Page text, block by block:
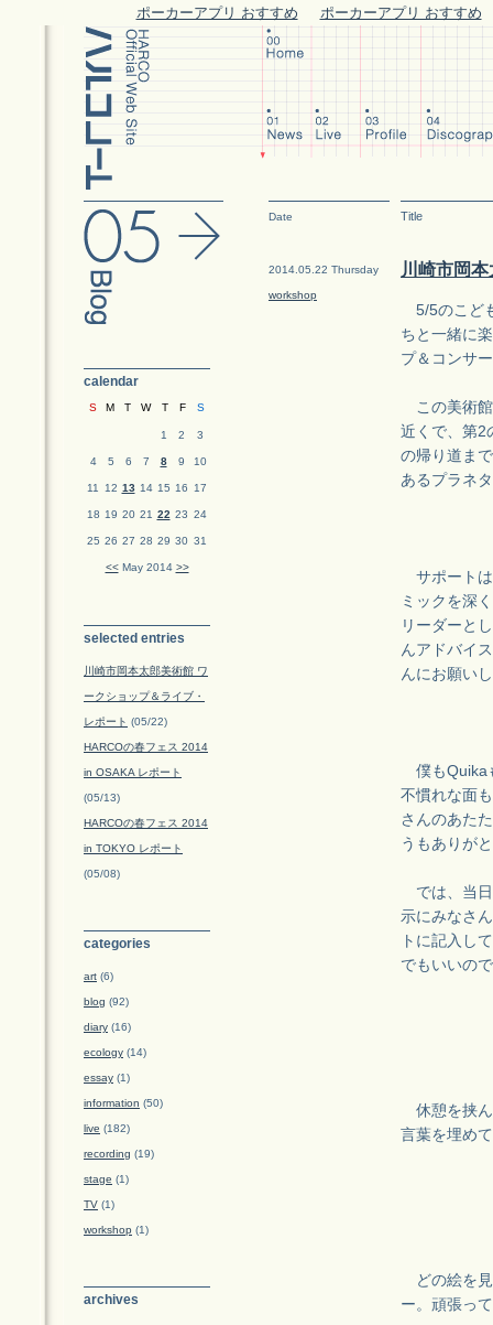
ポーカーアプリ おすすめ ポーカーアプリ おすすめ
Date Title
2014.05.22 Thursday
workshop
川崎市岡
5/5のこど
ちと一緒に
プ＆コンサ
この美術館
近くで、第2
の帰り道ま
あるプラネ
サポートは
ミックを深
リーダーと
んアドバイ
んにお願い
僕もQuika
不慣れな面
さんのあた
うもありが
では、当日
示にみなさ
トに記入し
でもいいの
休憩を挟ん
言葉を埋め
どの絵を見
ー。頑張っ
calendar
S M T W T F S
1 2 3
4 5 6 7 8 9 10
11 12 13 14 15 16 17
18 19 20 21 22 23 24
25 26 27 28 29 30 31
<<May 2014 >>
selected entries
川崎市岡本太郎美術館 ワ
ークショップ＆ライブ・
レポート (05/22)
HARCOの春フェス 2014
in OSAKA レポート
(05/13)
HARCOの春フェス 2014
in TOKYO レポート
(05/08)
categories
art (6)
blog (92)
diary (16)
ecology (14)
essay (1)
information (50)
live (182)
recording (19)
stage (1)
TV (1)
workshop (1)
archives